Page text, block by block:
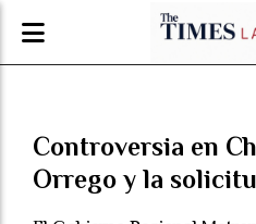
Controversia en
Orrego y la